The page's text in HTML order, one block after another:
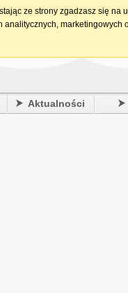
Aktualności
ze strony zgadzasz się na
analitycznych, marketingowych